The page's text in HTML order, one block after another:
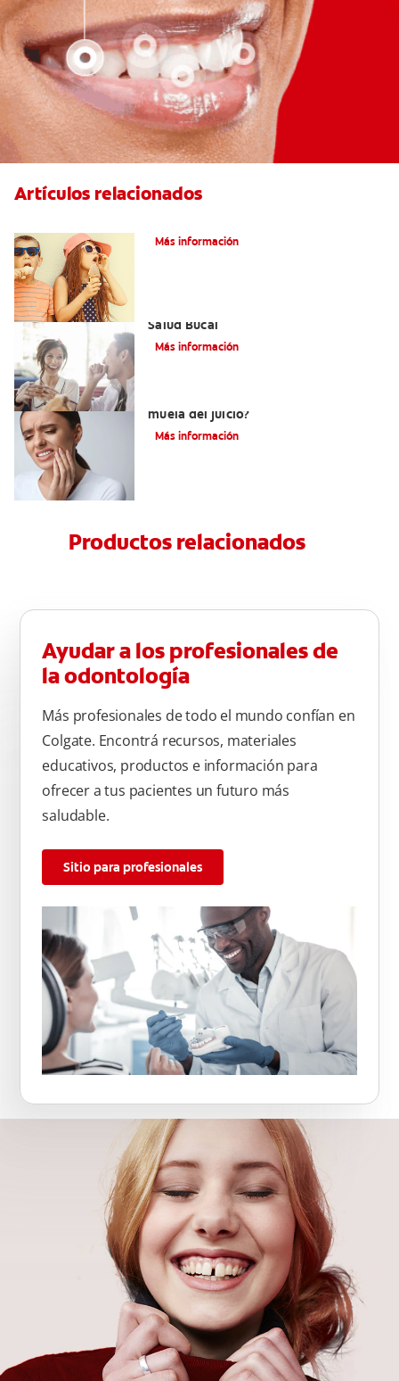
Artículos relacionados
Más información
Salud Bucal
Más información
muela del juicio?
Más información
Productos relacionados
Ayudar a los profesionales de
la odontología
Más profesionales de todo el mundo confían en
Colgate. Encontrá recursos, materiales
educativos, productos e información para
ofrecer a tus pacientes un futuro más
saludable.
Sitio para profesionales